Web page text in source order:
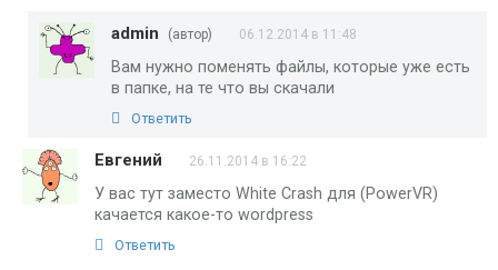
admin (автор) 06.12.2014 в 11:48
Вам нужно поменять файлы, которые уже есть
в папке, на те что вы скачали
Ответить
Евгений 26.11.2014 в 16:22
У вас тут заместо White Crash для (PowerVR)
качается какое-то wordpress
Ответить